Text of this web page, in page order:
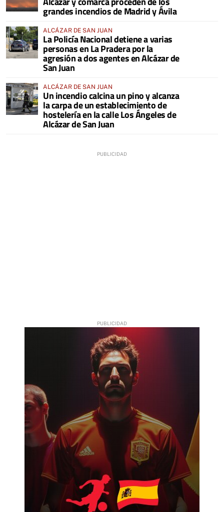
grandes incendios de Madrid y Ávila
ALCÁZAR DE SAN JUAN
La Policía Nacional detiene a varias
personas en La Pradera por la
agresión a dos agentes en Alcázar de
San Juan
ALCÁZAR DE SAN JUAN
Un incendio calcina un pino y alcanza
la carpa de un establecimiento de
hostelería en la calle Los Ángeles de
Alcázar de San Juan